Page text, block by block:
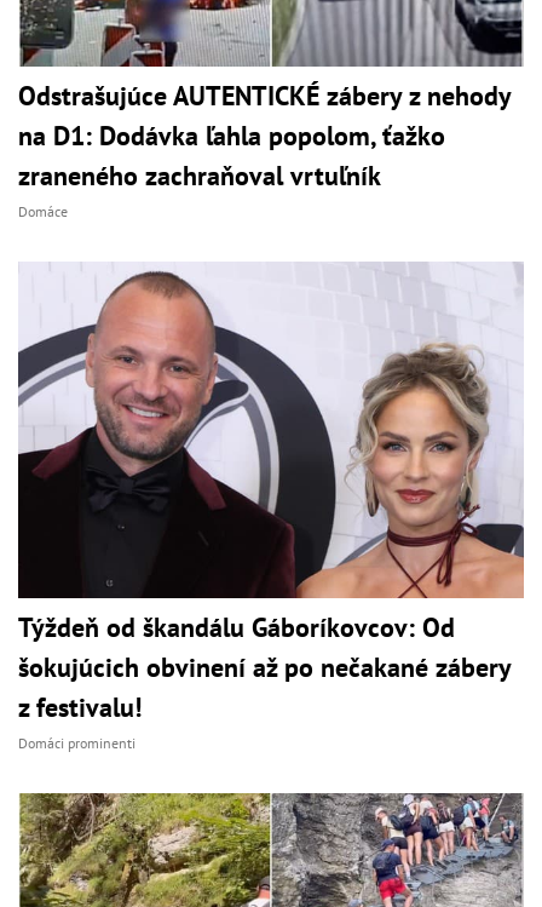
Odstrašujúce AUTENTICKÉ zábery z nehody
na D1: Dodávka ľahla popolom, ťažko
zraneného zachraňoval vrtuľník
Domáce
Týždeň od škandálu Gáboríkovcov: Od
šokujúcich obvinení až po nečakané zábery
z festivalu!
Domáci prominenti